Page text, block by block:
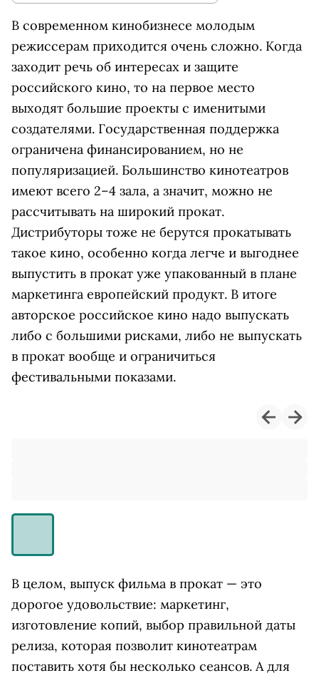
В современном кинобизнесе молодым
режиссерам приходится очень сложно. Когда
заходит речь об интересах и защите
российского кино, то на первое место
выходят большие проекты с именитыми
создателями. Государственная поддержка
ограничена финансированием, но не
популяризацией. Большинство кинотеатров
имеют всего 2–4 зала, а значит, можно не
рассчитывать на широкий прокат.
Дистрибуторы тоже не берутся прокатывать
такое кино, особенно когда легче и выгоднее
выпустить в прокат уже упакованный в плане
маркетинга европейский продукт. В итоге
авторское российское кино надо выпускать
либо с большими рисками, либо не выпускать
в прокат вообще и ограничиться
фестивальными показами.
В целом, выпуск фильма в прокат — это
дорогое удовольствие: маркетинг,
изготовление копий, выбор правильной даты
релиза, которая позволит кинотеатрам
поставить хотя бы несколько сеансов. А для